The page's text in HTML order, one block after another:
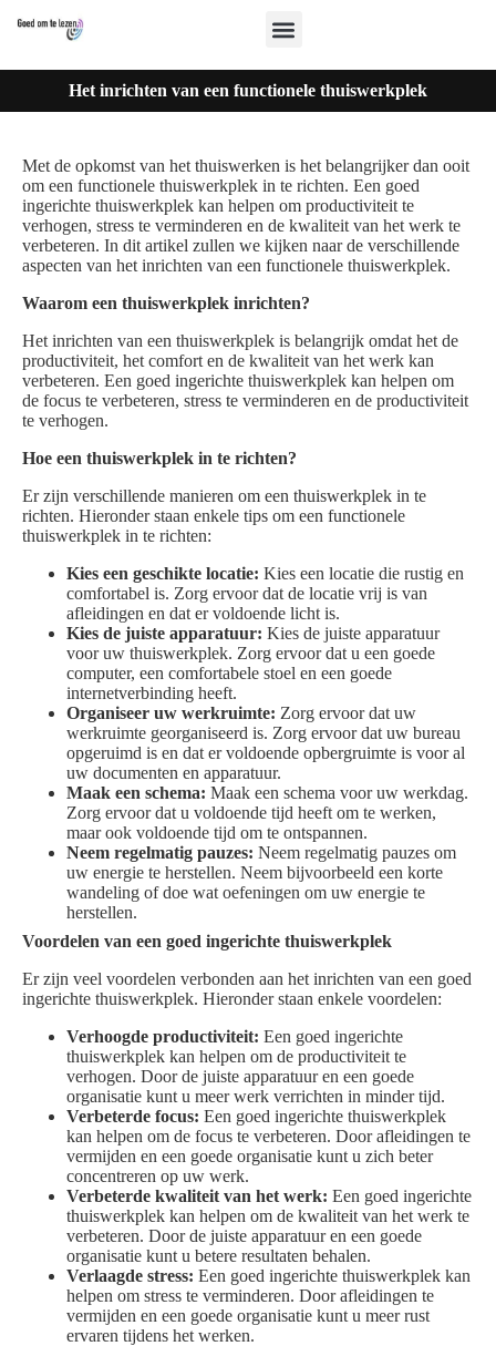
Het inrichten van een functionele thuiswerkplek
Met de opkomst van het thuiswerken is het belangrijker dan ooit
om een functionele thuiswerkplek in te richten. Een goed
ingerichte thuiswerkplek kan helpen om productiviteit te
verhogen, stress te verminderen en de kwaliteit van het werk te
verbeteren. In dit artikel zullen we kijken naar de verschillende
aspecten van het inrichten van een functionele thuiswerkplek.
Waarom een thuiswerkplek inrichten?
Het inrichten van een thuiswerkplek is belangrijk omdat het de
productiviteit, het comfort en de kwaliteit van het werk kan
verbeteren. Een goed ingerichte thuiswerkplek kan helpen om
de focus te verbeteren, stress te verminderen en de productiviteit
te verhogen.
Hoe een thuiswerkplek in te richten?
Er zijn verschillende manieren om een thuiswerkplek in te
richten. Hieronder staan enkele tips om een functionele
thuiswerkplek in te richten:
Kies een geschikte locatie: Kies een locatie die rustig en
comfortabel is. Zorg ervoor dat de locatie vrij is van
afleidingen en dat er voldoende licht is.
Kies de juiste apparatuur: Kies de juiste apparatuur
voor uw thuiswerkplek. Zorg ervoor dat u een goede
computer, een comfortabele stoel en een goede
internetverbinding heeft.
Organiseer uw werkruimte: Zorg ervoor dat uw
werkruimte georganiseerd is. Zorg ervoor dat uw bureau
opgeruimd is en dat er voldoende opbergruimte is voor al
uw documenten en apparatuur.
Maak een schema: Maak een schema voor uw werkdag.
Zorg ervoor dat u voldoende tijd heeft om te werken,
maar ook voldoende tijd om te ontspannen.
Neem regelmatig pauzes: Neem regelmatig pauzes om
uw energie te herstellen. Neem bijvoorbeeld een korte
wandeling of doe wat oefeningen om uw energie te
herstellen.
Voordelen van een goed ingerichte thuiswerkplek
Er zijn veel voordelen verbonden aan het inrichten van een goed
ingerichte thuiswerkplek. Hieronder staan enkele voordelen:
Verhoogde productiviteit: Een goed ingerichte
thuiswerkplek kan helpen om de productiviteit te
verhogen. Door de juiste apparatuur en een goede
organisatie kunt u meer werk verrichten in minder tijd.
Verbeterde focus: Een goed ingerichte thuiswerkplek
kan helpen om de focus te verbeteren. Door afleidingen te
vermijden en een goede organisatie kunt u zich beter
concentreren op uw werk.
Verbeterde kwaliteit van het werk: Een goed ingerichte
thuiswerkplek kan helpen om de kwaliteit van het werk te
verbeteren. Door de juiste apparatuur en een goede
organisatie kunt u betere resultaten behalen.
Verlaagde stress: Een goed ingerichte thuiswerkplek kan
helpen om stress te verminderen. Door afleidingen te
vermijden en een goede organisatie kunt u meer rust
ervaren tijdens het werken.